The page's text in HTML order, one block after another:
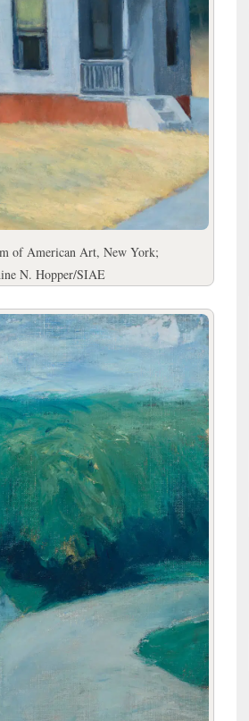
of American Art, New York;
N. Hopper/SIAE